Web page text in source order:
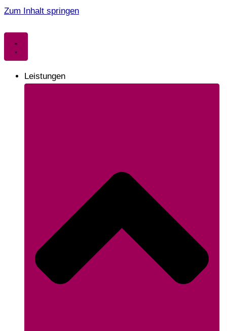
Zum Inhalt springen
Leistungen